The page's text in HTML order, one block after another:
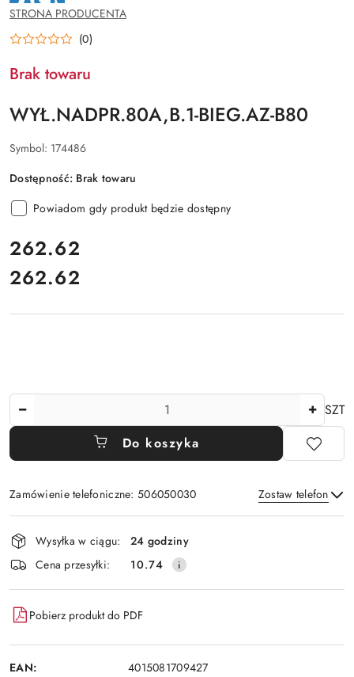
EATON
STRONA PRODUCENTA
(0)
Brak towaru
WYŁ.NADPR.80A,B.1-BIEG.AZ-B80
Symbol: 174486
Dostępność: Brak towaru
Powiadom gdy produkt będzie dostępny
cena:
262.62
Cena:
262.62
SZT
Do koszyka
Zamówienie telefoniczne: 506050030 Zostaw telefon
Wyślij
Dostępność
i
dostawa
Wysyłka w ciągu:
24 godziny
Cena przesyłki:
10.74
Pobierz produkt do PDF
EAN: 4015081709427